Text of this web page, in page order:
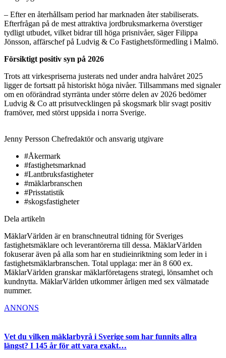
– Efter en återhållsam period har marknaden åter stabiliserats.
Efterfrågan på de mest attraktiva jordbruksmarkerna överstiger
tydligt utbudet, vilket bidrar till höga prisnivåer, säger Filippa
Jönsson, affärschef på Ludvig & Co Fastighetsförmedling i Malmö.
Försiktigt positiv syn på 2026
Trots att virkespriserna justerats ned under andra halvåret 2025
ligger de fortsatt på historiskt höga nivåer. Tillsammans med signaler
om en oförändrad styrränta under större delen av 2026 bedömer
Ludvig & Co att prisutvecklingen på skogsmark blir svagt positiv
framöver, med störst uppsida i norra Sverige.
Jenny Persson Chefredaktör och ansvarig utgivare
#Åkermark
#fastighetsmarknad
#Lantbruksfastigheter
#mäklarbranschen
#Prisstatistik
#skogsfastigheter
Dela artikeln
MäklarVärlden är en branschneutral tidning för Sveriges
fastighetsmäklare och leverantörerna till dessa. MäklarVärlden
fokuserar även på alla som har en studieinriktning som leder in i
fastighetsmäklarbranschen. Total upplaga: mer än 8 600 ex.
MäklarVärlden granskar mäklarföretagens strategi, lönsamhet och
kundnytta. MäklarVärlden utkommer årligen med sex välmatade
nummer.
ANNONS
Vet du vilken mäklarbyrå i Sverige som har funnits allra
längst? I 145 år för att vara exakt…